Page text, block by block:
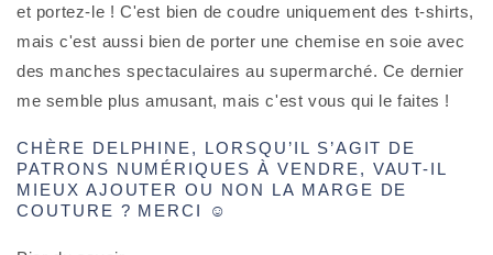
et portez-le ! C'est bien de coudre uniquement des t-shirts,
mais c'est aussi bien de porter une chemise en soie avec
des manches spectaculaires au supermarché. Ce dernier
me semble plus amusant, mais c'est vous qui le faites !
CHÈRE DELPHINE, LORSQU’IL S’AGIT DE
PATRONS NUMÉRIQUES À VENDRE, VAUT-IL
MIEUX AJOUTER OU NON LA MARGE DE
COUTURE ? MERCI ☺️